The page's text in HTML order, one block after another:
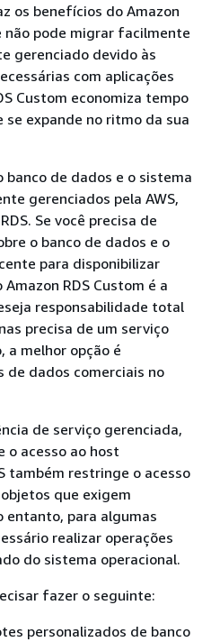
os benefícios do Amazon
não pode migrar facilmente
gerenciado devido às
com aplicações
Custom economiza tempo
expande no ritmo da sua
banco de dados e o sistema
gerenciados pela AWS,
Se você precisa de
o banco de dados e o
para disponibilizar
RDS Custom é a
responsabilidade total
precisa de um serviço
a melhor opção é
de dados comerciais no
de serviço gerenciada,
o acesso ao host
também restringe o acesso
que exigem
entanto, para algumas
realizar operações
do sistema operacional.
fazer o seguinte:
personalizados de banco